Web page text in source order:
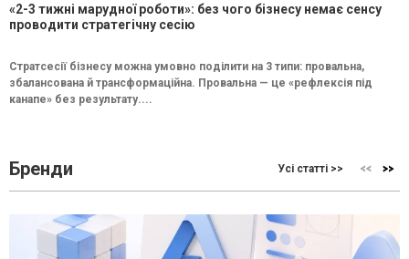
«2-3 тижні марудної роботи»: без чого бізнесу немає сенсу
проводити стратегічну сесію
Стратсесії бізнесу можна умовно поділити на 3 типи: провальна,
збалансована й трансформаційна. Провальна — це «рефлексія під
канапе» без результату....
Бренди Усі статті >>